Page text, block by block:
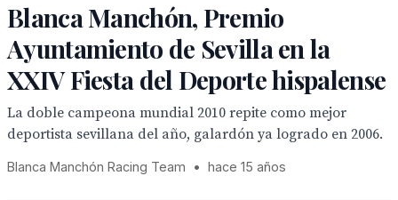
Blanca Manchón, Premio
Ayuntamiento de Sevilla en la
XXIV Fiesta del Deporte hispalense
La doble campeona mundial 2010 repite como mejor
deportista sevillana del año, galardón ya logrado en 2006.
Blanca Manchón Racing Team • hace 15 años